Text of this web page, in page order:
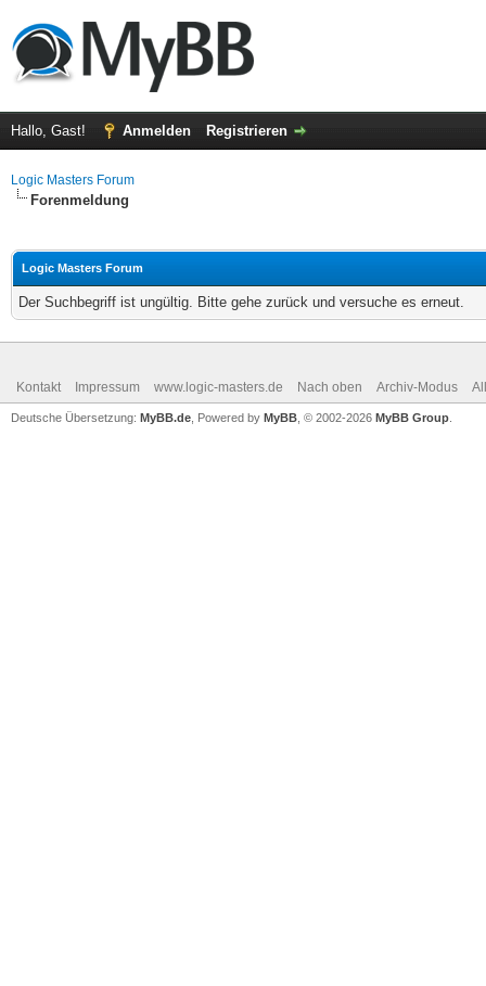
Hallo, Gast! Anmelden Registrieren
Logic Masters Forum
Forenmeldung
Logic Masters Forum
Der Suchbegriff ist ungültig. Bitte gehe zurück und versuche es erneut.
Kontakt Impressum www.logic-masters.de Nach oben Archiv-Modus
Deutsche Übersetzung: MyBB.de , Powered by MyBB , © 2002-2026 MyBB Group